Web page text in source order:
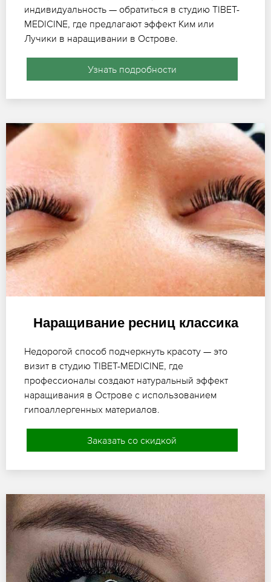
индивидуальность — обратиться в студию TIBET-
MEDICINE, где предлагают эффект Ким или
Лучики в наращивании в Острове.
Узнать подробности
Наращивание ресниц классика
Недорогой способ подчеркнуть красоту — это
визит в студию TIBET-MEDICINE, где
профессионалы создают натуральный эффект
наращивания в Острове с использованием
гипоаллергенных материалов.
Заказать со скидкой